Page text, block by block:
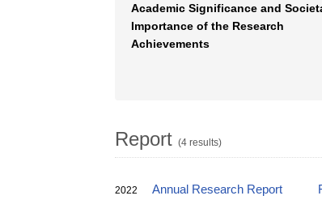
Academic Significance and
Importance of the Research
Achievements
Report (4 results)
2022 Annual Research Report